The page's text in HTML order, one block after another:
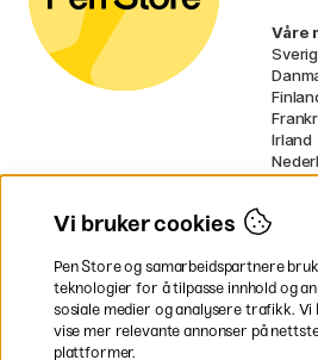
Våre
Irland
*
Vi bruker cookies
Pen Store og samarbeidspartnere
teknologier for å tilpasse innhold og
sosiale medier og analysere trafikk.
vise mer relevante annonser på
plattformer.